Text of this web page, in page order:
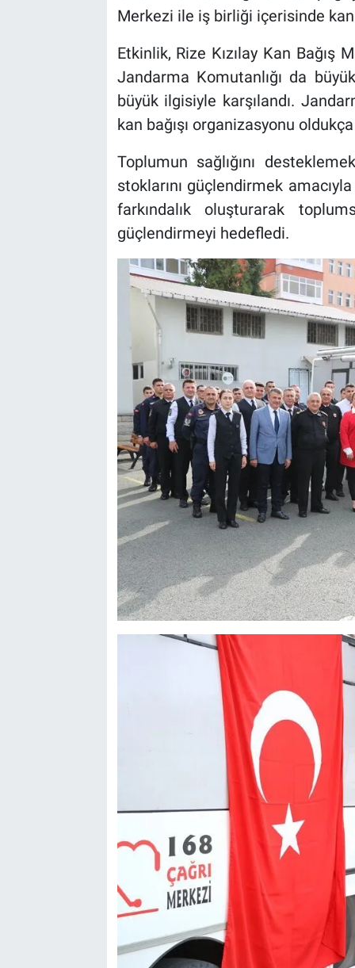
Merkezi ile iş birliği içerisinde
Etkinlik, Rize Kızılay Kan Bağış
Jandarma Komutanlığı da
büyük ilgisiyle karşılandı.
kan bağışı organizasyonu
Toplumun sağlığını
stoklarını güçlendirmek
farkındalık oluşturarak
güçlendirmeyi hedefledi.